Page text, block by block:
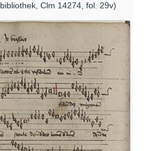
Clm 14274, fol. 29v)